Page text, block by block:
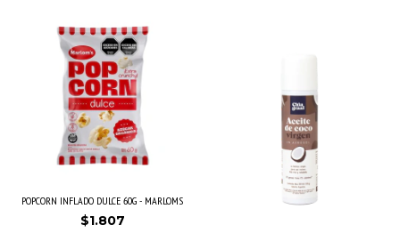
POPCORN INFLADO DULCE 60G - MARLOMS
$1.807